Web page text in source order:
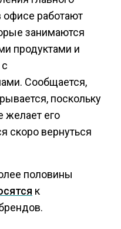
офисе работают
занимаются
продуктами и
Сообщается,
поскольку
желает его
скоро вернуться
половины
к